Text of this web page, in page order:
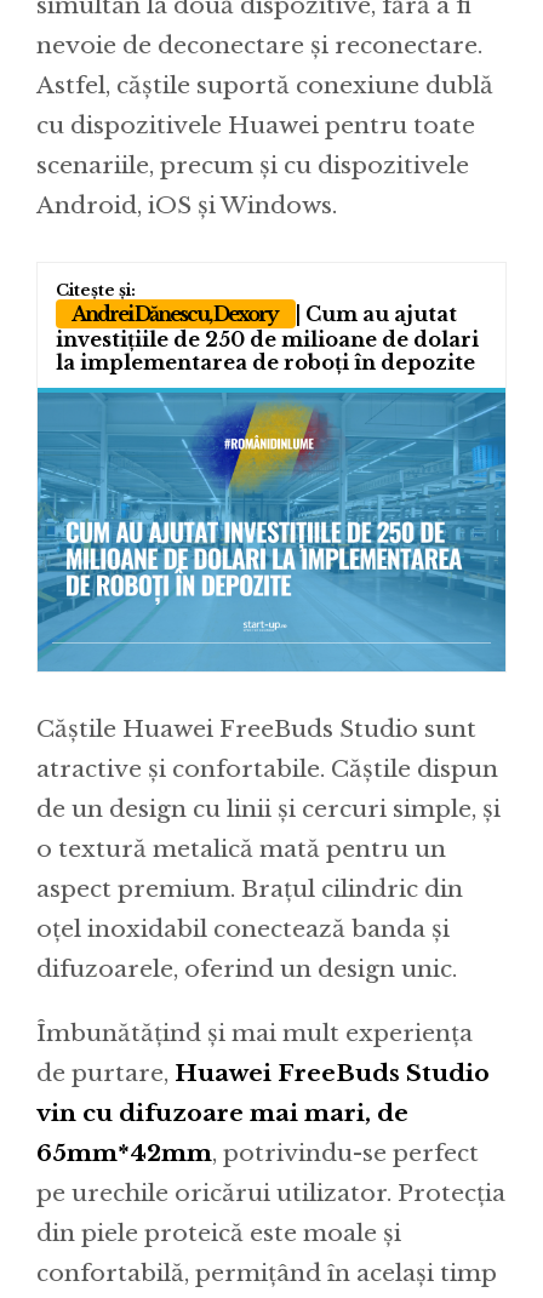
simultan la două dispozitive, fără a fi
nevoie de deconectare și reconectare.
Astfel, căștile suportă conexiune dublă
cu dispozitivele Huawei pentru toate
scenariile, precum și cu dispozitivele
Android, iOS și Windows.
Andrei Dănescu, Dexory
| Cum au ajutat
investițiile de 250 de milioane de dolari
la implementarea de roboți în depozite
Căștile Huawei FreeBuds Studio sunt
atractive și confortabile. Căștile dispun
de un design cu linii și cercuri simple, și
o textură metalică mată pentru un
aspect premium. Brațul cilindric din
oțel inoxidabil conectează banda și
difuzoarele, oferind un design unic.
Îmbunătățind și mai mult experiența
de purtare, Huawei FreeBuds Studio
vin cu difuzoare mai mari, de
65mm*42mm, potrivindu-se perfect
pe urechile oricărui utilizator. Protecția
din piele proteică este moale și
confortabilă, permițând în același timp